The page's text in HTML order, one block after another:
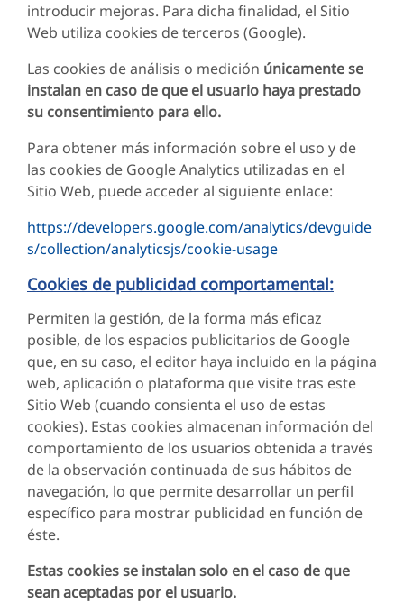
introducir mejoras. Para dicha finalidad, el Sitio
Web utiliza cookies de terceros (Google).
Las cookies de análisis o medición únicamente se
instalan en caso de que el usuario haya prestado
su consentimiento para ello.
Para obtener más información sobre el uso y de
las cookies de Google Analytics utilizadas en el
Sitio Web, puede acceder al siguiente enlace:
https://developers.google.com/analytics/devguide
s/collection/analyticsjs/cookie-usage
Cookies de publicidad comportamental:
Permiten la gestión, de la forma más eficaz
posible, de los espacios publicitarios de Google
que, en su caso, el editor haya incluido en la página
web, aplicación o plataforma que visite tras este
Sitio Web (cuando consienta el uso de estas
cookies). Estas cookies almacenan información del
comportamiento de los usuarios obtenida a través
de la observación continuada de sus hábitos de
navegación, lo que permite desarrollar un perfil
específico para mostrar publicidad en función de
éste.
Estas cookies se instalan solo en el caso de que
sean aceptadas por el usuario.